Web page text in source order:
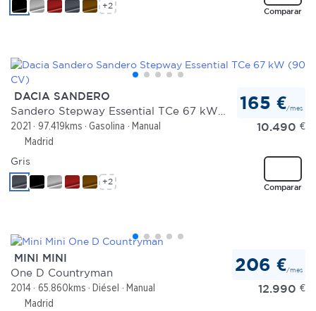
Comparar
+2
DACIA SANDERO
2021 97.419kms Gasolina
Manual
Madrid
165 €/mes
10.490 €
Comparar
Gris
+2
MINI MINI
One D Countryman
2014 65.860kms Diésel
Manual
Madrid
206 €/mes
12.990 €